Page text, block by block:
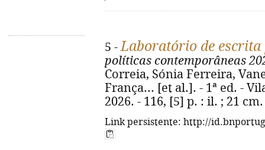
5 -Laboratório de
políticas contemporâneas
Correia, Sónia Ferreira,
França... [et al.]. - 1ª ed. -
2026. - 116, [5] p. : il. ; 21
Link persistente: http://